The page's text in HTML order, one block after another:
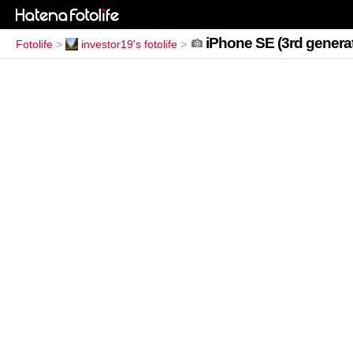
Fotolife > investor19's fotolife > iPhone SE (3rd